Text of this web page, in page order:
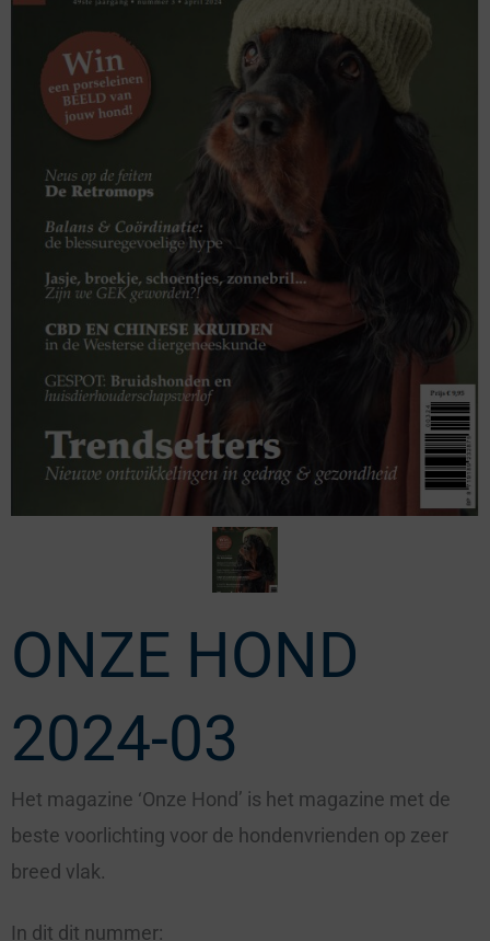
ONZE HOND
2024-03
Het magazine ‘Onze Hond’ is het magazine met de
beste voorlichting voor de hondenvrienden op zeer
breed vlak.
In dit dit nummer: